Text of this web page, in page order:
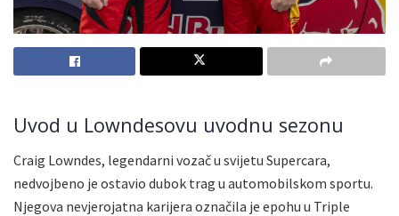
Uvod u Lowndesovu uvodnu sezonu
Craig Lowndes, legendarni vozač u svijetu Supercara,
nedvojbeno je ostavio dubok trag u automobilskom sportu.
Njegova nevjerojatna karijera označila je epohu u Triple